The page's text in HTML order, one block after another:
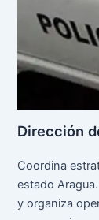
Dirección
Coordina
estado
y organiza